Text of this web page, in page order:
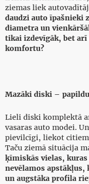
ziemas liek
daudzi auto īpašnieki
diametra un
tikai izdevīgāk, bet
komfortu?
Mazāki diski –
Lieli diski komplektā
vasaras auto modei.
pievilcīgi, liekot
Taču ziemā situācija
ķīmiskās vielas, kuras
nevēlamos apstākļus,
un augstāka profila